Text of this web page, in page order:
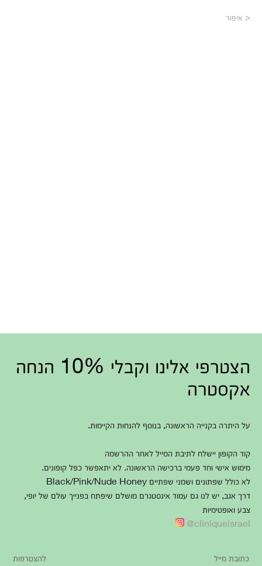
איפור
הצטרפי אלינו וקבלי 10% הנחה
אקסטרה
על היתרה בקנייה הראשונה, בנוסף להנחות הקיימות.
קוד הקופון יישלח לתיבת המייל לאחר ההרשמה
מימוש אישי וחד פעמי ברכישה הראשונה. לא יתאפשר כפל קופונים.
לא כולל שפתונים ושמני שפתיים Black/Pink/Nude Honey
דרך אגב, יש לנו גם עמוד אינסטגרם מושלם שיפתח בפנייך עולם של יופי,
צבע ואופטימיות
cliniqueisrael@